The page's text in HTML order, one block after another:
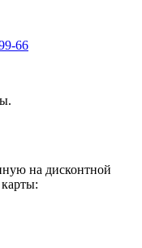
66
на дисконтной